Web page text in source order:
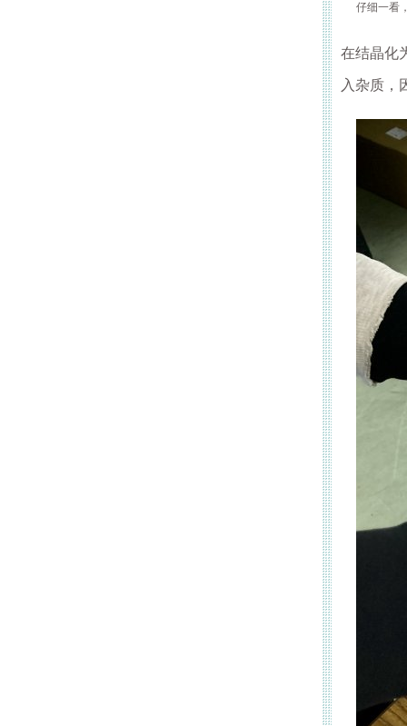
仔细一看
在结晶化
入杂质，